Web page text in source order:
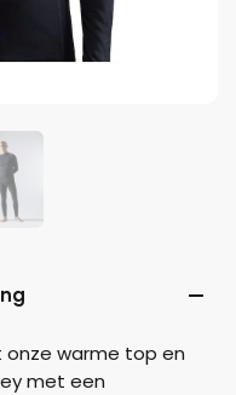
warme top en
met een